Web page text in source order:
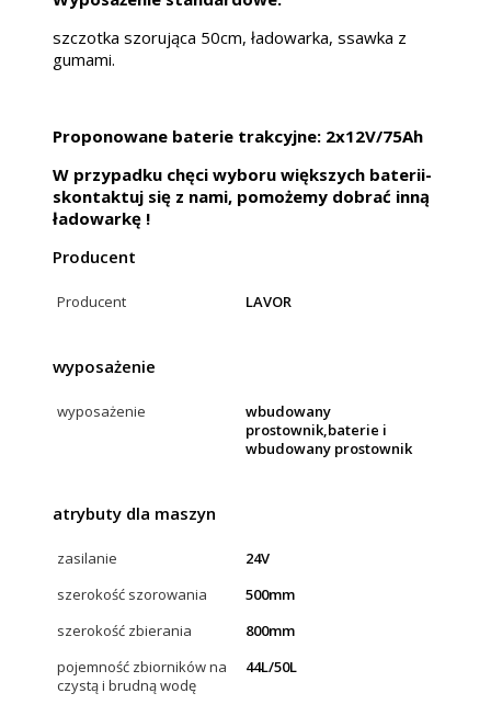
szczotka szorująca 50cm, ładowarka, ssawka z
gumami.
Proponowane baterie trakcyjne: 2x12V/75Ah
W przypadku chęci wyboru większych baterii-
skontaktuj się z nami, pomożemy dobrać inną
ładowarkę !
Producent
Producent LAVOR
wyposażenie
wyposażenie
wbudowany
prostownik,baterie i
wbudowany prostownik
atrybuty dla maszyn
zasilanie
24V
szerokość szorowania
500mm
szerokość zbierania
800mm
pojemność zbiorników na
czystą i brudną wodę
44L/50L